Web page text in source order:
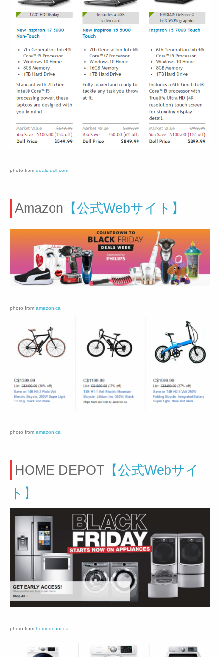
photo from deals.dell.com
Amazon 【公式Webサイト】
photo from amazon.ca
photo from amazon.ca
HOME DEPOT 【公式Webサイ
ト】
photo from homedepot.ca